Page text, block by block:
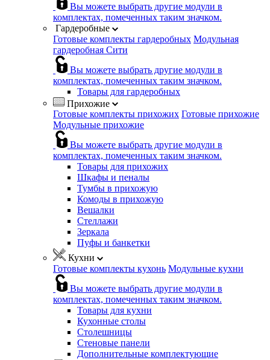
Вы можете выбрать другие модули в
комплектах, помеченных таким значком.
Гардеробные
Готовые комплекты гардеробных Модульная
гардеробная Сити
Вы можете выбрать другие модули в
комплектах, помеченных таким значком.
Товары для гардеробных
Прихожие
Готовые комплекты прихожих Готовые прихожие
Модульные прихожие
Вы можете выбрать другие модули в
комплектах, помеченных таким значком.
Товары для прихожих
Шкафы и пеналы
Тумбы в прихожую
Комоды в прихожую
Вешалки
Стеллажи
Зеркала
Пуфы и банкетки
Кухни
Готовые комплекты кухонь Модульные кухни
Вы можете выбрать другие модули в
комплектах, помеченных таким значком.
Товары для кухни
Кухонные столы
Столешницы
Стеновые панели
Дополнительные комплектующие